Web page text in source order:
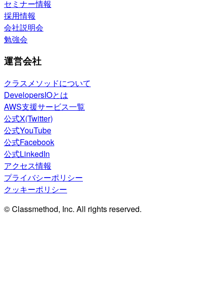
セミナー情報
採用情報
会社説明会
勉強会
運営会社
クラスメソッドについて
DevelopersIOとは
AWS支援サービス一覧
公式X(Twitter)
公式YouTube
公式Facebook
公式LinkedIn
アクセス情報
プライバシーポリシー
クッキーポリシー
© Classmethod, Inc. All rights reserved.